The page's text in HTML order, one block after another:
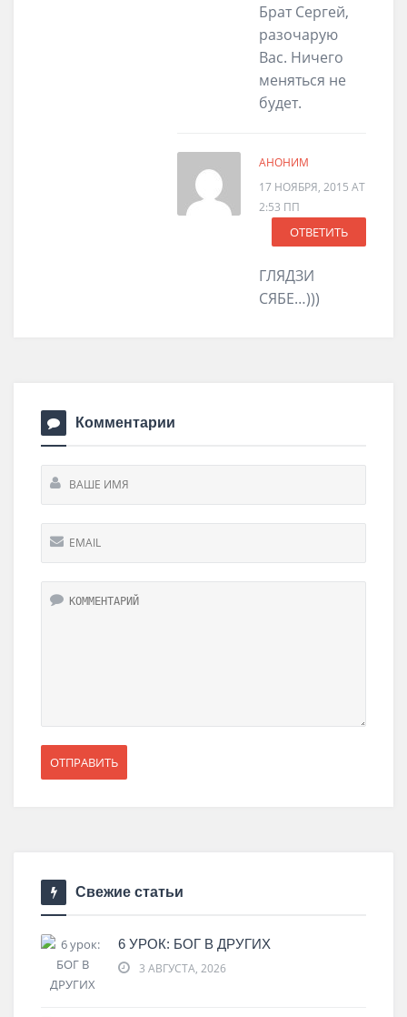
Брат Сергей,
разочарую
Вас. Ничего
меняться не
будет.
АНОНИМ
17 НОЯБРЯ, 2015 AT
2:53 ПП
ОТВЕТИТЬ
ГЛЯДЗИ
СЯБЕ…)))
Комментарии
Свежие статьи
6 УРОК: БОГ В ДРУГИХ
3 АВГУСТА, 2026